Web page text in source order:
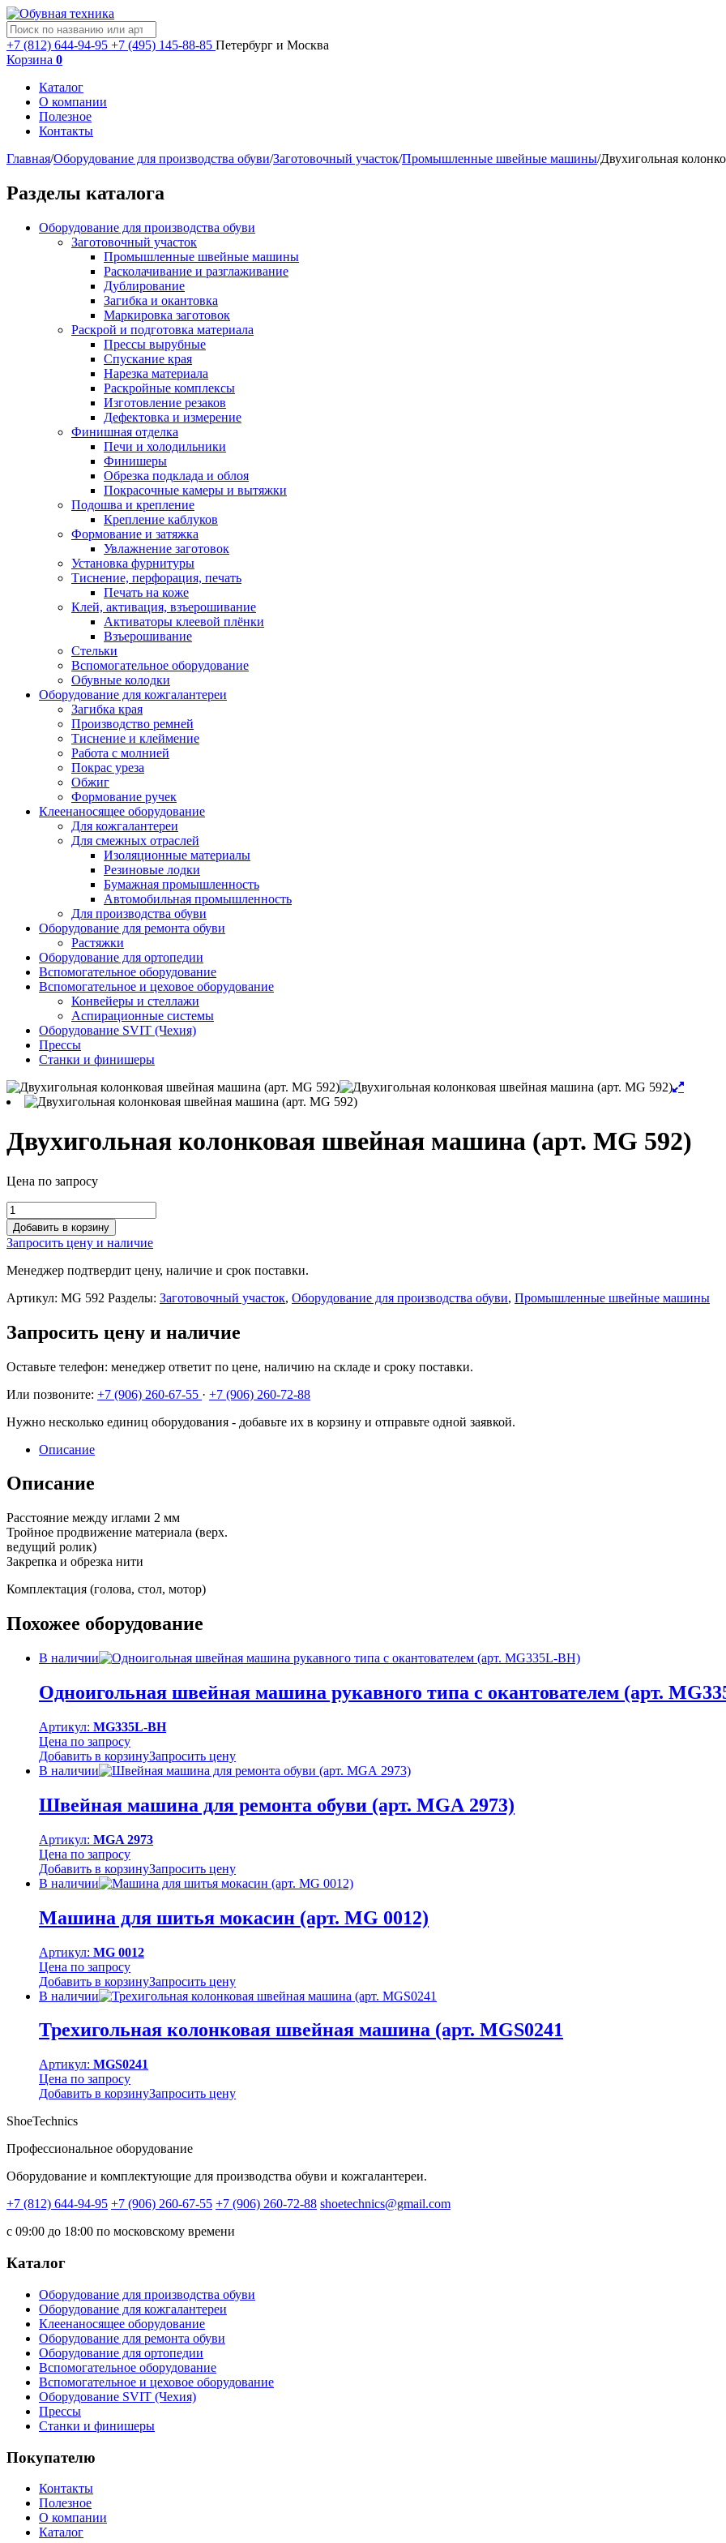
+7 (812) 644-94-95 +7 (495) 145-88-85 Петербург и Москва
Корзина 0
Каталог
О компании
Полезное
Контакты
Главная/Оборудование для производства обуви/Заготовочный участок/Промышленные швейные машины/Двухигольная
Разделы каталога
Оборудование для производства обуви
Заготовочный участок
Промышленные швейные машины
Расколачивание и разглаживание
Дублирование
Загибка и окантовка
Маркировка заготовок
Раскрой и подготовка материала
Прессы вырубные
Спускание края
Нарезка материала
Раскройные комплексы
Изготовление резаков
Дефектовка и измерение
Финишная отделка
Печи и холодильники
Финишеры
Обрезка подклада и облоя
Покрасочные камеры и вытяжки
Подошва и крепление
Крепление каблуков
Формование и затяжка
Увлажнение заготовок
Установка фурнитуры
Тиснение, перфорация, печать
Печать на коже
Клей, активация, взъерошивание
Активаторы клеевой плёнки
Взъерошивание
Стельки
Вспомогательное оборудование
Обувные колодки
Оборудование для кожгалантереи
Загибка края
Производство ремней
Тиснение и клеймение
Работа с молнией
Покрас уреза
Обжиг
Формование ручек
Клеенаносящее оборудование
Для кожгалантереи
Для смежных отраслей
Изоляционные материалы
Резиновые лодки
Бумажная промышленность
Автомобильная промышленность
Для производства обуви
Оборудование для ремонта обуви
Растяжки
Оборудование для ортопедии
Вспомогательное оборудование
Вспомогательное и цеховое оборудование
Конвейеры и стеллажи
Аспирационные системы
Оборудование SVIT (Чехия)
Прессы
Станки и финишеры
Двухигольная колонковая швейная машина (арт. MG 592)
Цена по запросу
Двухигольная
колонковая
швейная
машина
(арт.
592)
Добавить в корзину
Запросить цену и наличие
Менеджер подтвердит цену, наличие и срок поставки.
Артикул: MG 592 Разделы: Заготовочный участок, Оборудование для производства обуви, Промышленные швейные машины
Запросить цену и наличие
Оставьте телефон: менеджер ответит по цене, наличию на складе и сроку поставки.
Или позвоните: +7 (906) 260-67-55 · +7 (906) 260-72-88
Нужно несколько единиц оборудования - добавьте их в корзину и отправьте одной заявкой.
Описание
Описание
Расстояние между иглами 2 мм
Тройное продвижение материала (верх.
ведущий ролик)
Закрепка и обрезка нити
Комплектация (голова, стол, мотор)
Похожее оборудование
В наличии
Одноигольная швейная машина рукавного типа с окантователем (арт.
Артикул: MG335L-BH
Цена по запросу
Добавить в корзинуЗапросить цену
В наличии
Швейная машина для ремонта обуви (арт. MGА 2973)
Артикул: MGA 2973
Цена по запросу
Добавить в корзинуЗапросить цену
В наличии
Машина для шитья мокасин (арт. MG 0012)
Артикул: MG 0012
Цена по запросу
Добавить в корзинуЗапросить цену
В наличии
Трехигольная колонковая швейная машина (арт. MGS0241
Артикул: MGS0241
Цена по запросу
Добавить в корзинуЗапросить цену
ShoeTechnics
Профессиональное оборудование
Оборудование и комплектующие для производства обуви и кожгалантереи.
+7 (812) 644-94-95 +7 (906) 260-67-55 +7 (906) 260-72-88 shoetechnics@gmail.com
с 09:00 до 18:00 по московскому времени
Каталог
Оборудование для производства обуви
Оборудование для кожгалантереи
Клеенаносящее оборудование
Оборудование для ремонта обуви
Оборудование для ортопедии
Вспомогательное оборудование
Вспомогательное и цеховое оборудование
Оборудование SVIT (Чехия)
Прессы
Станки и финишеры
Покупателю
Контакты
Полезное
О компании
Каталог